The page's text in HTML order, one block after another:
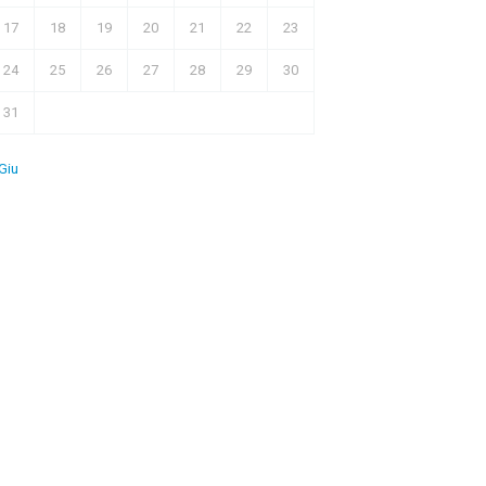
17 18 19 20 21 22 23
24 25 26 27 28 29 30
31